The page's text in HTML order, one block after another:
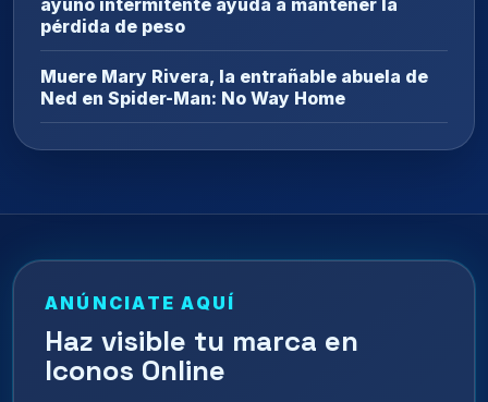
ayuno intermitente ayuda a mantener la
pérdida de peso
Muere Mary Rivera, la entrañable abuela de
Ned en Spider-Man: No Way Home
ANÚNCIATE AQUÍ
Haz visible tu marca en
Iconos Online